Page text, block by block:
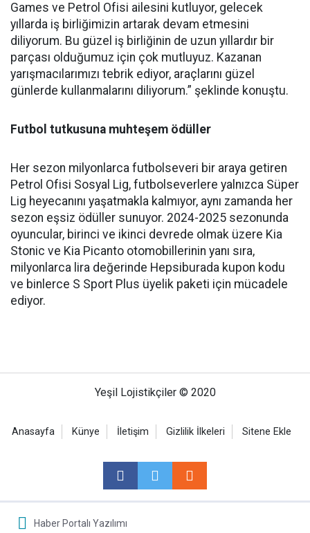
Games ve Petrol Ofisi ailesini kutluyor, gelecek
yıllarda iş birliğimizin artarak devam etmesini
diliyorum. Bu güzel iş birliğinin de uzun yıllardır bir
parçası olduğumuz için çok mutluyuz. Kazanan
yarışmacılarımızı tebrik ediyor, araçlarını güzel
günlerde kullanmalarını diliyorum.” şeklinde konuştu.
Futbol tutkusuna muhteşem ödüller
Her sezon milyonlarca futbolseveri bir araya getiren
Petrol Ofisi Sosyal Lig, futbolseverlere yalnızca Süper
Lig heyecanını yaşatmakla kalmıyor, aynı zamanda her
sezon eşsiz ödüller sunuyor. 2024-2025 sezonunda
oyuncular, birinci ve ikinci devrede olmak üzere Kia
Stonic ve Kia Picanto otomobillerinin yanı sıra,
milyonlarca lira değerinde Hepsiburada kupon kodu
ve binlerce S Sport Plus üyelik paketi için mücadele
ediyor.
Yeşil Lojistikçiler © 2020
Anasayfa Künye İletişim Gizlilik İlkeleri Sitene Ekle
Haber Portalı Yazılımı